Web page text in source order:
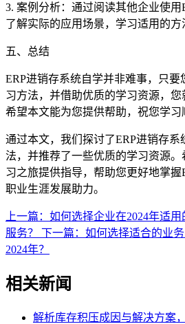
3. 案例分析：通过阅读其他企业使用
了解实际的应用场景，学习适用的方
五、总结
ERP进销存系统自学并非难事，只
习方法，并借助优质的学习资源，您
希望本文能为您提供帮助，祝您学习
通过本文，我们探讨了ERP进销存系
法，并推荐了一些优质的学习资源
习之旅提供指导，帮助您更好地掌握
职业生涯发展助力。
上一篇：如何选择企业在2024年适
服务？ 下一篇：如何选择适合的业
2024年？
相关新闻
解析库存积压成因与解决方案